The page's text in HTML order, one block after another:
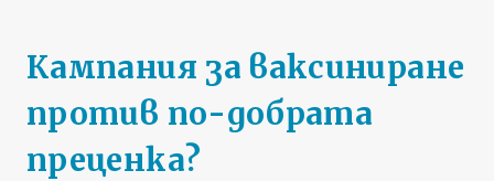
Кампания за ваксиниране
против по-добрата
преценка?